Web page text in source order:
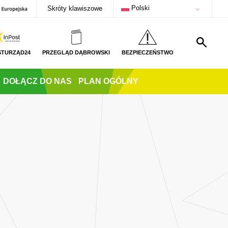
Skróty klawiszowe Polski
PRZEGLĄD DĄBROWSKI BEZPIECZEŃSTWO
DOŁĄCZ DO NAS PLAN OGÓLNY